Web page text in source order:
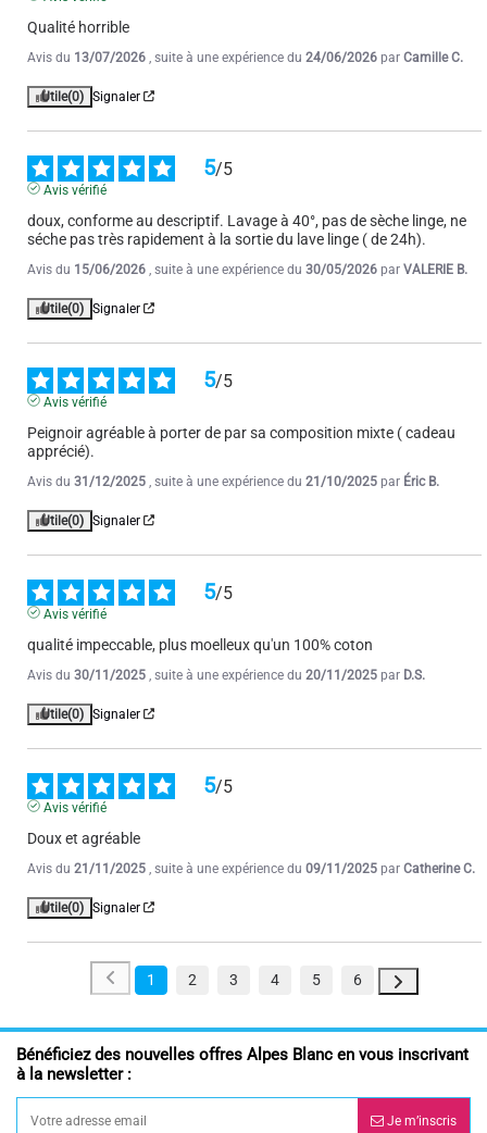
Qualité horrible
Avis du 13/07/2026 , suite à une expérience du 24/06/2026 par Camille C.
Utile(0) Signaler
5/5
Avis vérifié
doux, conforme au descriptif. Lavage à 40°, pas de sèche linge, ne
séche pas très rapidement à la sortie du lave linge ( de 24h).
Avis du 15/06/2026 , suite à une expérience du 30/05/2026 par VALERIE B.
Utile(0) Signaler
5/5
Avis vérifié
Peignoir agréable à porter de par sa composition mixte ( cadeau
apprécié).
Avis du 31/12/2025 , suite à une expérience du 21/10/2025 par Éric B.
Utile(0) Signaler
5/5
Avis vérifié
qualité impeccable, plus moelleux qu'un 100% coton
Avis du 30/11/2025 , suite à une expérience du 20/11/2025 par D.S.
Utile(0) Signaler
5/5
Avis vérifié
Doux et agréable
Avis du 21/11/2025 , suite à une expérience du 09/11/2025 par Catherine C.
Utile(0) Signaler
1 2 3 4 5 6
Bénéficiez des nouvelles offres Alpes Blanc en vous inscrivant
à la newsletter :
Je m’inscris